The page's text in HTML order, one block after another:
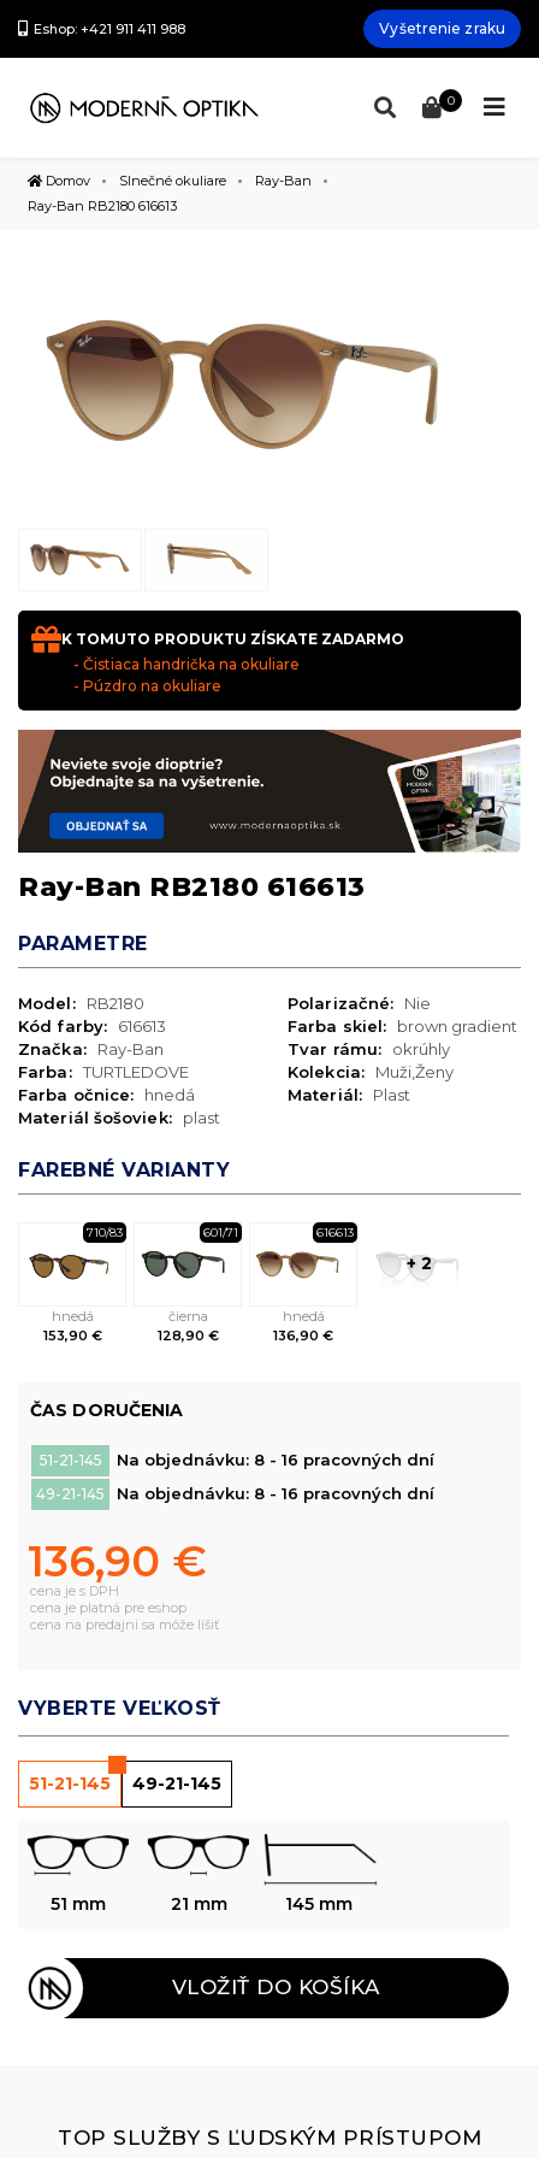
Eshop: +421 911 411 988 Vyšetrenie zraku
0
Domov Slnečné okuliare
Ray-Ban
Ray-Ban RB2180 616613
K TOMUTO PRODUKTU ZÍSKATE ZADARMO
- Čistiaca handrička na okuliare
- Púzdro na okuliare
Ray-Ban RB2180 616613
PARAMETRE
Model:
RB2180
Kód farby:
616613
Značka:
Ray-Ban
Farba: TURTLEDOVE
Farba očnice:
hnedá
Materiál šošoviek:
plast
Polarizačné:
Nie
Farba skiel:
brown gradient
Tvar rámu:
okrúhly
Kolekcia:
Muži,Ženy
Materiál:
Plast
FAREBNÉ VARIANTY
710/83
hnedá
153,90 €
601/71
čierna
128,90 €
616613
hnedá
136,90 €
+ 2
ČAS DORUČENIA
51-21-145 Na objednávku: 8 - 16 pracovných dní
49-21-145 Na objednávku: 8 - 16 pracovných dní
136,90 €
cena je s DPH
cena je platná pre eshop
cena na predajni sa môže líšiť
VYBERTE VEĽKOSŤ
51-21-145 49-21-145
51 mm 21 mm 145 mm
VLOŽIŤ DO KOŠÍKA
TOP SLUŽBY S ĽUDSKÝM PRÍSTUPOM